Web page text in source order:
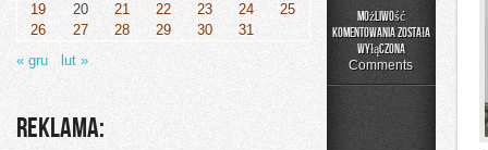
Możliwość
komentowaniazostała
wyłączona
Comments
19
20 21 22 23 24
25
26
27 28 29 30
31
« gru
lut »
Reklama: